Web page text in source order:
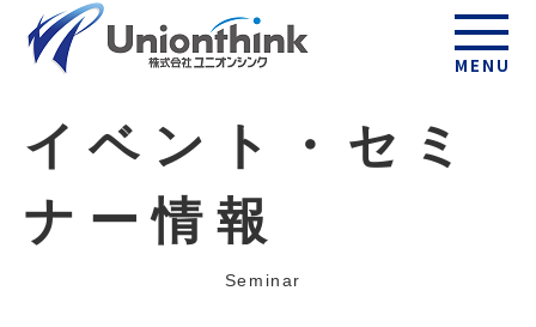
MENU
イベント・セミ
ナー情報
Seminar